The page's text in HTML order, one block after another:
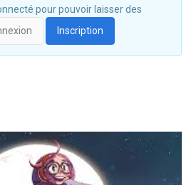
pour pouvoir laisser des
Inscription